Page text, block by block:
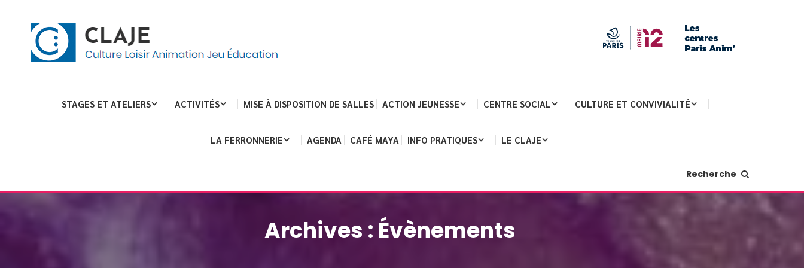
Claje
STAGES ET ATELIERS ACTIVITÉS MISE À DISPOSITION DE SALLES ACTION JEUNESSE CENTRE SOCIAL CULTURE ET CONVIVIALITÉ
LA FERRONNERIE AGENDA CAFÉ MAYA INFO PRATIQUES LE CLAJE
Recherche
Archives : Évènements